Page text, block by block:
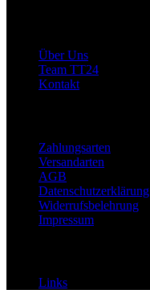
Über Uns
Team TT24
Kontakt
Zahlungsarten
Versandarten
AGB
Datenschutzerklärung
Widerrufsbelehrung
Impressum
Links